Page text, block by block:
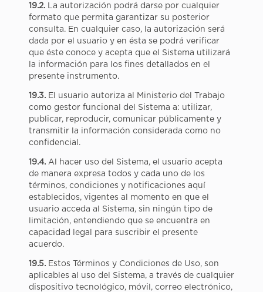
19.2.
La autorización podrá darse por cualquier
formato que permita garantizar su posterior
consulta. En cualquier caso, la autorización será
dada por el usuario y en ésta se podrá verificar
que éste conoce y acepta que el Sistema utilizará
la información para los fines detallados en el
presente instrumento.
19.3.El usuario autoriza al Ministerio del Trabajo
como gestor funcional del Sistema a: utilizar,
publicar, reproducir, comunicar públicamente y
transmitir la información considerada como no
confidencial.
19.4.Al hacer uso del Sistema, el usuario acepta
de manera expresa todos y cada uno de los
términos, condiciones y notificaciones aquí
establecidos, vigentes al momento en que el
usuario acceda al Sistema, sin ningún tipo de
limitación, entendiendo que se encuentra en
capacidad legal para suscribir el presente
acuerdo.
19.5.Estos Términos y Condiciones de Uso, son
aplicables al uso del Sistema, a través de cualquier
dispositivo tecnológico, móvil, correo electrónico,